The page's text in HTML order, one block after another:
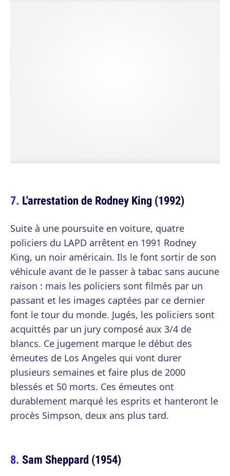
L'arrestation de Rodney King (1992)
Suite à une poursuite en voiture, quatre
policiers du LAPD arrêtent en 1991 Rodney
King, un noir américain. Ils le font sortir de son
véhicule avant de le passer à tabac sans aucune
raison : mais les policiers sont filmés par un
passant et les images captées par ce dernier
font le tour du monde. Jugés, les policiers sont
acquittés par un jury composé aux 3/4 de
blancs. Ce jugement marque le début des
émeutes de Los Angeles qui vont durer
plusieurs semaines et faire plus de 2000
blessés et 50 morts. Ces émeutes ont
durablement marqué les esprits et hanteront le
procès Simpson, deux ans plus tard.
Sam Sheppard (1954)